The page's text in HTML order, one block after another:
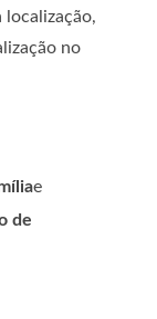
localização,
no
e
de